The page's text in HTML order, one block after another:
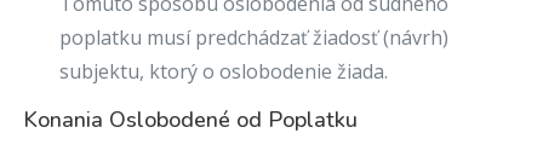
poplatku musí predchádzať žiadosť (návrh)
subjektu, ktorý o oslobodenie žiada.
Konania Oslobodené od Poplatku